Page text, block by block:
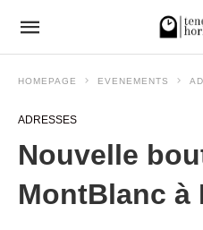
HOMEPAGE EVENEMENTS
ADRESSES
Nouvelle
MontBlanc à